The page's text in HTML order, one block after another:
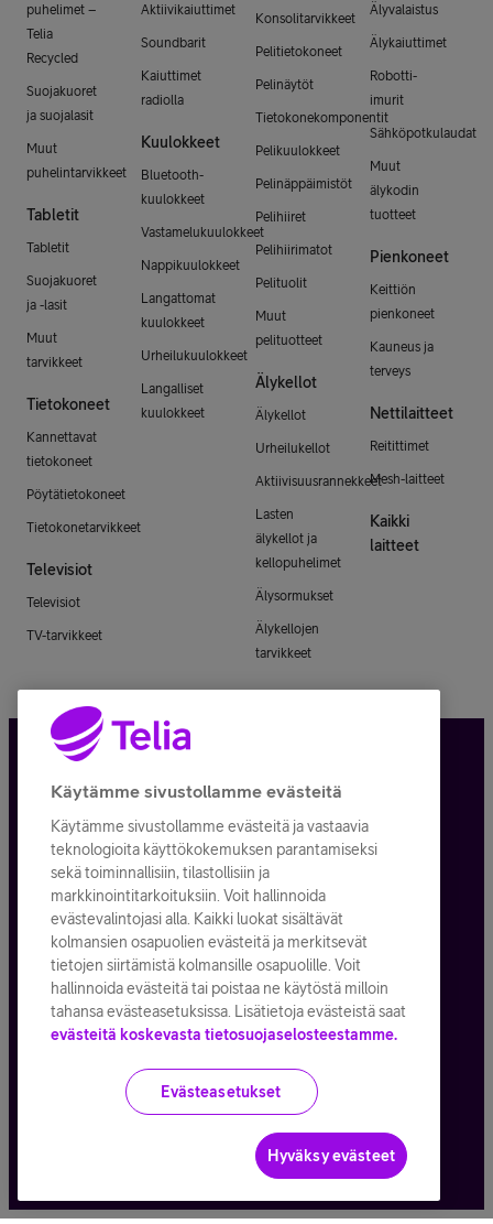
puhelimet –
Telia
Recycled
Suojakuoret
ja suojalasit
Muut
puhelintarvikkeet
Tabletit
Tabletit
Suojakuoret
ja -lasit
Muut
tarvikkeet
Tietokoneet
Kannettavat
tietokoneet
Pöytätietokoneet
Tietokonetarvikkeet
Televisiot
Televisiot
TV-tarvikkeet
Aktiivikaiuttimet
Soundbarit
Kaiuttimet
radiolla
Kuulokkeet
Bluetooth-
kuulokkeet
Vastamelukuulokkeet
Nappikuulokkeet
Langattomat
kuulokkeet
Urheilukuulokkeet
Langalliset
kuulokkeet
Konsolitarvikkeet
Pelitietokoneet
Pelinäytöt
Tietokonekomponentit
Pelikuulokkeet
Pelinäppäimistöt
Pelihiiret
Pelihiirimatot
Pelituolit
Muut
pelituotteet
Älykellot
Älykellot
Urheilukellot
Aktiivisuusrannekkeet
Lasten
älykellot ja
kellopuhelimet
Älysormukset
Älykellojen
tarvikkeet
Älyvalaistus
Älykaiuttimet
Robotti-
imurit
Sähköpotkulaudat
Muut
älykodin
tuotteet
Pienkoneet
Keittiön
pienkoneet
Kauneus ja
terveys
Nettilaitteet
Reitittimet
Mesh-laitteet
Kaikki
laitteet
Tietosuoja ja -turva
Tilauksen peruuttaminen
Käyttöehdot
Evästeiden käyttö
Toimitusehdot ja palvelukuvaukset
Kaikki hinnat ALV25,5%
© Telia Company2026
Käytämme sivustollamme evästeitä
Käytämme sivustollamme evästeitä ja vastaavia
teknologioita käyttökokemuksen parantamiseksi
sekä toiminnallisiin, tilastollisiin ja
markkinointitarkoituksiin. Voit hallinnoida
evästevalintojasi alla. Kaikki luokat sisältävät
kolmansien osapuolien evästeitä ja merkitsevät
tietojen siirtämistä kolmansille osapuolille. Voit
hallinnoida evästeitä tai poistaa ne käytöstä milloin
tahansa evästeasetuksissa. Lisätietoja evästeistä saat
evästeitä koskevasta tietosuojaselosteestamme.
Evästeasetukset
Hyväksy evästeet